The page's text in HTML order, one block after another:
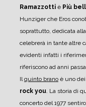
Ramazzotti è Più
Hunziger che Eros
soprattutto, dedicata
celebrerà in tante altre
evidenti infatti i
riferiscono ad anni
Ilquinto brano è uno
rock you. La storia di
concerto del 1977